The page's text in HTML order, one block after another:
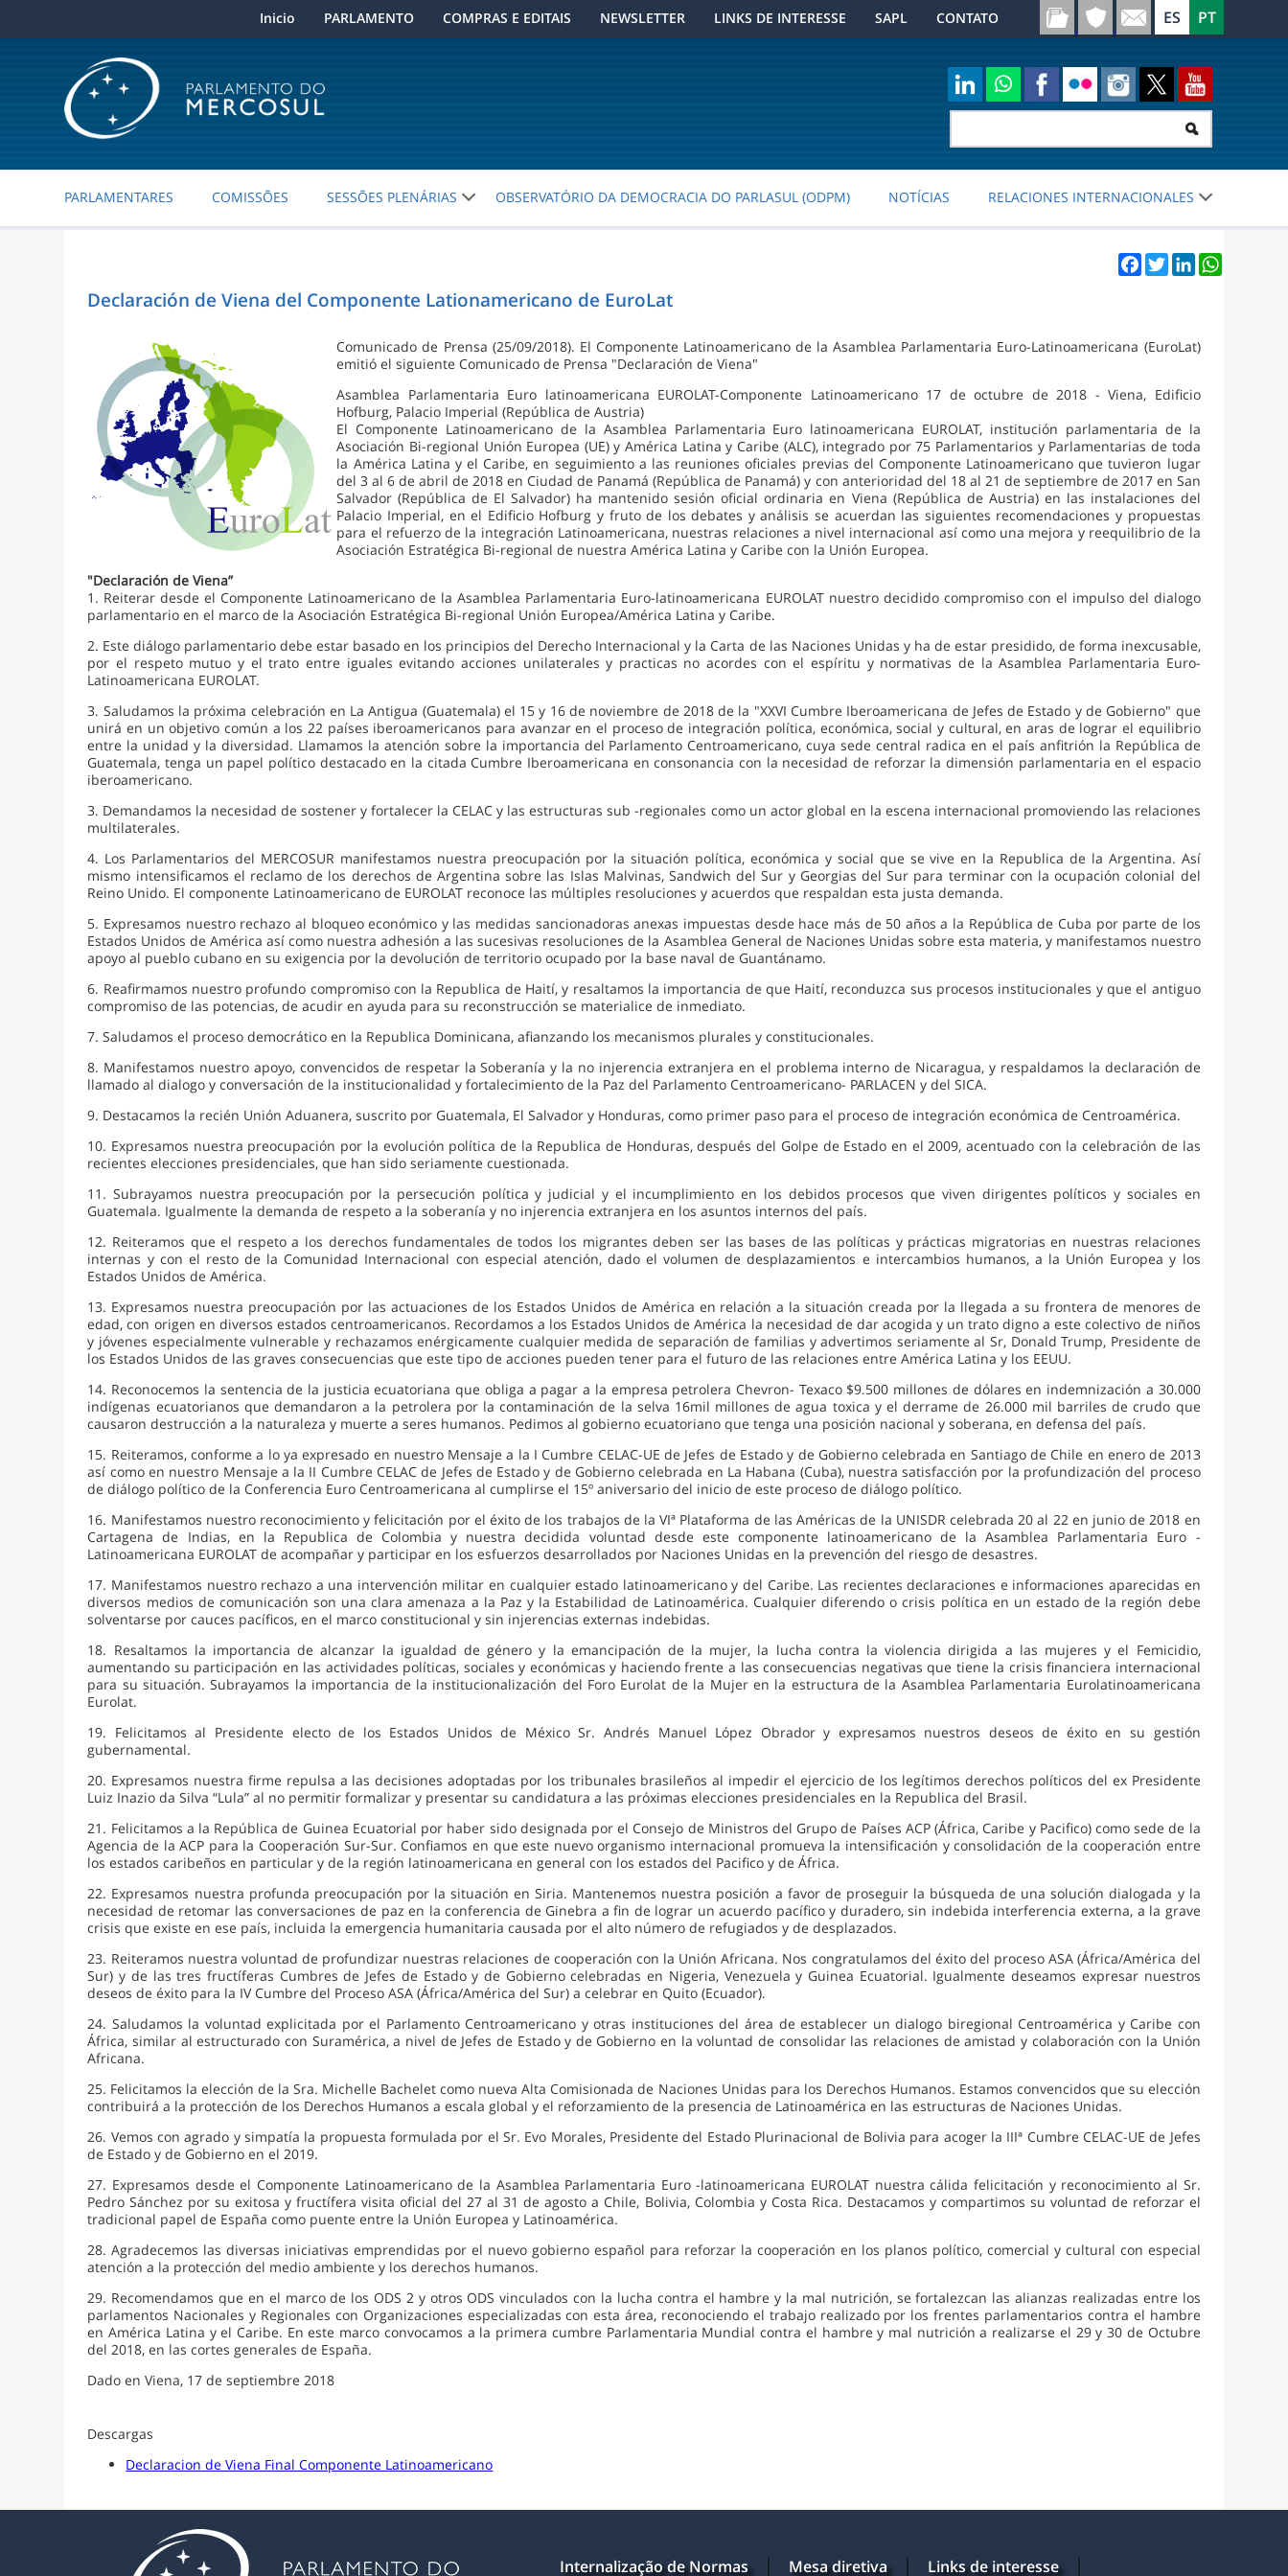
Inicio PARLAMENTO COMPRAS E EDITAIS NEWSLETTER LINKS DE INTERESSE SAPL CONTATO
PARLAMENTARES COMISSÕES SESSÕES PLENÁRIAS OBSERVATÓRIO DA DEMOCRACIA DO PARLASUL (ODPM) NOTÍCIAS RELACIONES INTERNACIONALES
Facebook
TwitterLinkedInWhatsApp
Declaración de Viena del Componente Lationamericano de EuroLat
Comunicado de Prensa (25/09/2018). El Componente Latinoamericano de la Asamblea Parlamentaria Euro-Latinoamericana (EuroLat)
emitió el siguiente Comunicado de Prensa "Declaración de Viena"
Asamblea Parlamentaria Euro latinoamericana EUROLAT-Componente Latinoamericano 17 de octubre de 2018 - Viena, Edificio
Hofburg, Palacio Imperial (República de Austria)
El Componente Latinoamericano de la Asamblea Parlamentaria Euro latinoamericana EUROLAT, institución parlamentaria de la
Asociación Bi-regional Unión Europea (UE) y América Latina y Caribe (ALC), integrado por 75 Parlamentarios y Parlamentarias de toda
la América Latina y el Caribe, en seguimiento a las reuniones oficiales previas del Componente Latinoamericano que tuvieron lugar
del 3 al 6 de abril de 2018 en Ciudad de Panamá (República de Panamá) y con anterioridad del 18 al 21 de septiembre de 2017 en San
Salvador (República de El Salvador) ha mantenido sesión oficial ordinaria en Viena (República de Austria) en las instalaciones del
Palacio Imperial, en el Edificio Hofburg y fruto de los debates y análisis se acuerdan las siguientes recomendaciones y propuestas
para el refuerzo de la integración Latinoamericana, nuestras relaciones a nivel internacional así como una mejora y reequilibrio de la
Asociación Estratégica Bi-regional de nuestra América Latina y Caribe con la Unión Europea.
"Declaración de Viena”
1. Reiterar desde el Componente Latinoamericano de la Asamblea Parlamentaria Euro-latinoamericana EUROLAT nuestro decidido compromiso con el impulso del dialogo
parlamentario en el marco de la Asociación Estratégica Bi-regional Unión Europea/América Latina y Caribe.
2. Este diálogo parlamentario debe estar basado en los principios del Derecho Internacional y la Carta de las Naciones Unidas y ha de estar presidido, de forma inexcusable,
por el respeto mutuo y el trato entre iguales evitando acciones unilaterales y practicas no acordes con el espíritu y normativas de la Asamblea Parlamentaria Euro-
Latinoamericana EUROLAT.
3. Saludamos la próxima celebración en La Antigua (Guatemala) el 15 y 16 de noviembre de 2018 de la "XXVI Cumbre Iberoamericana de Jefes de Estado y de Gobierno" que
unirá en un objetivo común a los 22 países iberoamericanos para avanzar en el proceso de integración política, económica, social y cultural, en aras de lograr el equilibrio
entre la unidad y la diversidad. Llamamos la atención sobre la importancia del Parlamento Centroamericano, cuya sede central radica en el país anfitrión la República de
Guatemala, tenga un papel político destacado en la citada Cumbre Iberoamericana en consonancia con la necesidad de reforzar la dimensión parlamentaria en el espacio
iberoamericano.
3. Demandamos la necesidad de sostener y fortalecer la CELAC y las estructuras sub -regionales como un actor global en la escena internacional promoviendo las relaciones
multilaterales.
4. Los Parlamentarios del MERCOSUR manifestamos nuestra preocupación por la situación política, económica y social que se vive en la Republica de la Argentina. Así
mismo intensificamos el reclamo de los derechos de Argentina sobre las Islas Malvinas, Sandwich del Sur y Georgias del Sur para terminar con la ocupación colonial del
Reino Unido. El componente Latinoamericano de EUROLAT reconoce las múltiples resoluciones y acuerdos que respaldan esta justa demanda.
5. Expresamos nuestro rechazo al bloqueo económico y las medidas sancionadoras anexas impuestas desde hace más de 50 años a la República de Cuba por parte de los
Estados Unidos de América así como nuestra adhesión a las sucesivas resoluciones de la Asamblea General de Naciones Unidas sobre esta materia, y manifestamos nuestro
apoyo al pueblo cubano en su exigencia por la devolución de territorio ocupado por la base naval de Guantánamo.
6. Reafirmamos nuestro profundo compromiso con la Republica de Haití, y resaltamos la importancia de que Haití, reconduzca sus procesos institucionales y que el antiguo
compromiso de las potencias, de acudir en ayuda para su reconstrucción se materialice de inmediato.
7. Saludamos el proceso democrático en la Republica Dominicana, afianzando los mecanismos plurales y constitucionales.
8. Manifestamos nuestro apoyo, convencidos de respetar la Soberanía y la no injerencia extranjera en el problema interno de Nicaragua, y respaldamos la declaración de
llamado al dialogo y conversación de la institucionalidad y fortalecimiento de la Paz del Parlamento Centroamericano- PARLACEN y del SICA.
9. Destacamos la recién Unión Aduanera, suscrito por Guatemala, El Salvador y Honduras, como primer paso para el proceso de integración económica de Centroamérica.
10. Expresamos nuestra preocupación por la evolución política de la Republica de Honduras, después del Golpe de Estado en el 2009, acentuado con la celebración de las
recientes elecciones presidenciales, que han sido seriamente cuestionada.
11. Subrayamos nuestra preocupación por la persecución política y judicial y el incumplimiento en los debidos procesos que viven dirigentes políticos y sociales en
Guatemala. Igualmente la demanda de respeto a la soberanía y no injerencia extranjera en los asuntos internos del país.
12. Reiteramos que el respeto a los derechos fundamentales de todos los migrantes deben ser las bases de las políticas y prácticas migratorias en nuestras relaciones
internas y con el resto de la Comunidad Internacional con especial atención, dado el volumen de desplazamientos e intercambios humanos, a la Unión Europea y los
Estados Unidos de América.
13. Expresamos nuestra preocupación por las actuaciones de los Estados Unidos de América en relación a la situación creada por la llegada a su frontera de menores de
edad, con origen en diversos estados centroamericanos. Recordamos a los Estados Unidos de América la necesidad de dar acogida y un trato digno a este colectivo de niños
y jóvenes especialmente vulnerable y rechazamos enérgicamente cualquier medida de separación de familias y advertimos seriamente al Sr, Donald Trump, Presidente de
los Estados Unidos de las graves consecuencias que este tipo de acciones pueden tener para el futuro de las relaciones entre América Latina y los EEUU.
14. Reconocemos la sentencia de la justicia ecuatoriana que obliga a pagar a la empresa petrolera Chevron- Texaco $9.500 millones de dólares en indemnización a 30.000
indígenas ecuatorianos que demandaron a la petrolera por la contaminación de la selva 16mil millones de agua toxica y el derrame de 26.000 mil barriles de crudo que
causaron destrucción a la naturaleza y muerte a seres humanos. Pedimos al gobierno ecuatoriano que tenga una posición nacional y soberana, en defensa del país.
15. Reiteramos, conforme a lo ya expresado en nuestro Mensaje a la I Cumbre CELAC-UE de Jefes de Estado y de Gobierno celebrada en Santiago de Chile en enero de 2013
así como en nuestro Mensaje a la II Cumbre CELAC de Jefes de Estado y de Gobierno celebrada en La Habana (Cuba), nuestra satisfacción por la profundización del proceso
de diálogo político de la Conferencia Euro Centroamericana al cumplirse el 15º aniversario del inicio de este proceso de diálogo político.
16. Manifestamos nuestro reconocimiento y felicitación por el éxito de los trabajos de la VIª Plataforma de las Américas de la UNISDR celebrada 20 al 22 en junio de 2018 en
Cartagena de Indias, en la Republica de Colombia y nuestra decidida voluntad desde este componente latinoamericano de la Asamblea Parlamentaria Euro -
Latinoamericana EUROLAT de acompañar y participar en los esfuerzos desarrollados por Naciones Unidas en la prevención del riesgo de desastres.
17. Manifestamos nuestro rechazo a una intervención militar en cualquier estado latinoamericano y del Caribe. Las recientes declaraciones e informaciones aparecidas en
diversos medios de comunicación son una clara amenaza a la Paz y la Estabilidad de Latinoamérica. Cualquier diferendo o crisis política en un estado de la región debe
solventarse por cauces pacíficos, en el marco constitucional y sin injerencias externas indebidas.
18. Resaltamos la importancia de alcanzar la igualdad de género y la emancipación de la mujer, la lucha contra la violencia dirigida a las mujeres y el Femicidio,
aumentando su participación en las actividades políticas, sociales y económicas y haciendo frente a las consecuencias negativas que tiene la crisis financiera internacional
para su situación. Subrayamos la importancia de la institucionalización del Foro Eurolat de la Mujer en la estructura de la Asamblea Parlamentaria Eurolatinoamericana
Eurolat.
19. Felicitamos al Presidente electo de los Estados Unidos de México Sr. Andrés Manuel López Obrador y expresamos nuestros deseos de éxito en su gestión
gubernamental.
20. Expresamos nuestra firme repulsa a las decisiones adoptadas por los tribunales brasileños al impedir el ejercicio de los legítimos derechos políticos del ex Presidente
Luiz Inazio da Silva “Lula” al no permitir formalizar y presentar su candidatura a las próximas elecciones presidenciales en la Republica del Brasil.
21. Felicitamos a la República de Guinea Ecuatorial por haber sido designada por el Consejo de Ministros del Grupo de Países ACP (África, Caribe y Pacifico) como sede de la
Agencia de la ACP para la Cooperación Sur-Sur. Confiamos en que este nuevo organismo internacional promueva la intensificación y consolidación de la cooperación entre
los estados caribeños en particular y de la región latinoamericana en general con los estados del Pacifico y de África.
22. Expresamos nuestra profunda preocupación por la situación en Siria. Mantenemos nuestra posición a favor de proseguir la búsqueda de una solución dialogada y la
necesidad de retomar las conversaciones de paz en la conferencia de Ginebra a fin de lograr un acuerdo pacífico y duradero, sin indebida interferencia externa, a la grave
crisis que existe en ese país, incluida la emergencia humanitaria causada por el alto número de refugiados y de desplazados.
23. Reiteramos nuestra voluntad de profundizar nuestras relaciones de cooperación con la Unión Africana. Nos congratulamos del éxito del proceso ASA (África/América del
Sur) y de las tres fructíferas Cumbres de Jefes de Estado y de Gobierno celebradas en Nigeria, Venezuela y Guinea Ecuatorial. Igualmente deseamos expresar nuestros
deseos de éxito para la IV Cumbre del Proceso ASA (África/América del Sur) a celebrar en Quito (Ecuador).
24. Saludamos la voluntad explicitada por el Parlamento Centroamericano y otras instituciones del área de establecer un dialogo biregional Centroamérica y Caribe con
África, similar al estructurado con Suramérica, a nivel de Jefes de Estado y de Gobierno en la voluntad de consolidar las relaciones de amistad y colaboración con la Unión
Africana.
25. Felicitamos la elección de la Sra. Michelle Bachelet como nueva Alta Comisionada de Naciones Unidas para los Derechos Humanos. Estamos convencidos que su elección
contribuirá a la protección de los Derechos Humanos a escala global y el reforzamiento de la presencia de Latinoamérica en las estructuras de Naciones Unidas.
26. Vemos con agrado y simpatía la propuesta formulada por el Sr. Evo Morales, Presidente del Estado Plurinacional de Bolivia para acoger la IIIª Cumbre CELAC-UE de Jefes
de Estado y de Gobierno en el 2019.
27. Expresamos desde el Componente Latinoamericano de la Asamblea Parlamentaria Euro -latinoamericana EUROLAT nuestra cálida felicitación y reconocimiento al Sr.
Pedro Sánchez por su exitosa y fructífera visita oficial del 27 al 31 de agosto a Chile, Bolivia, Colombia y Costa Rica. Destacamos y compartimos su voluntad de reforzar el
tradicional papel de España como puente entre la Unión Europea y Latinoamérica.
28. Agradecemos las diversas iniciativas emprendidas por el nuevo gobierno español para reforzar la cooperación en los planos político, comercial y cultural con especial
atención a la protección del medio ambiente y los derechos humanos.
29. Recomendamos que en el marco de los ODS 2 y otros ODS vinculados con la lucha contra el hambre y la mal nutrición, se fortalezcan las alianzas realizadas entre los
parlamentos Nacionales y Regionales con Organizaciones especializadas con esta área, reconociendo el trabajo realizado por los frentes parlamentarios contra el hambre
en América Latina y el Caribe. En este marco convocamos a la primera cumbre Parlamentaria Mundial contra el hambre y mal nutrición a realizarse el 29 y 30 de Octubre
del 2018, en las cortes generales de España.
Dado en Viena, 17 de septiembre 2018
Descargas
Declaracion de Viena Final Componente Latinoamericano
Internalização de Normas Mesa diretiva
Links de interesse